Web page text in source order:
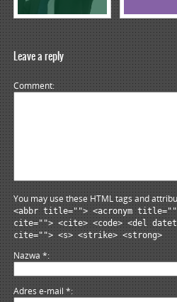
Leave a reply
Comment
You may use these HTML tags and
<abbr title=""> <acronym
cite=""> <cite> <code> <del
cite=""> <s> <strike> <strong>
Nazwa*
Adres e-mail*